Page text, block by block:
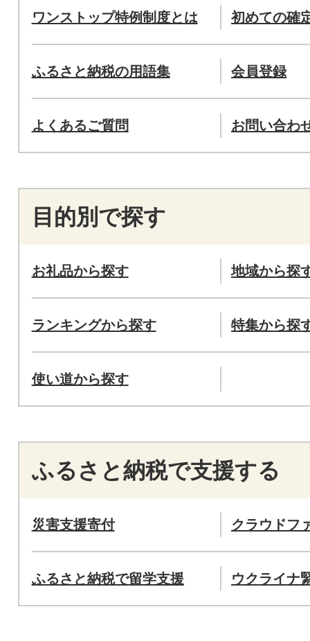
ワンストップ特例制度とは 初めての確
ふるさと納税の用語集 会員登録
よくあるご質問 お問い合わ
目的別で探す
お礼品から探す 地域から探
ランキングから探す 特集から探
使い道から探す
ふるさと納税で支援する
災害支援寄付 クラウドフ
ふるさと納税で留学支援 ウクライナ